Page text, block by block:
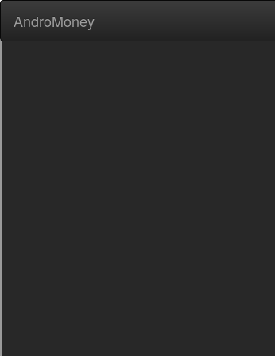
AndroMoney